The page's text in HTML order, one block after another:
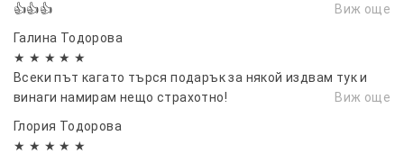
Марка: OUSIDE
Модел: LED emergency light-30CM
Размери: 30 × 4 × 4.5 см
👍👍👍
Виж още
Галина Тодорова
★ ★ ★ ★ ★
Всеки път кагато търся подарък за някой издвам тук и
винаги намирам нещо страхотно!
Виж още
Глория Тодорова
★ ★ ★ ★ ★